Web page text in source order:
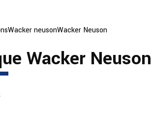
Wacker neusonWacker Neuson
Wacker Neuson